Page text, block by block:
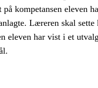
kompetansen eleven
Læreren skal
eleven har vist i et